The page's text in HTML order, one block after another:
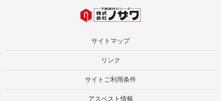
サイトマップ
リンク
サイトご利用条件
アスベスト情報